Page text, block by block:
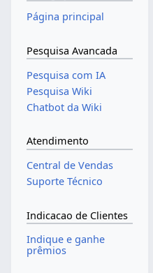
Página principal
Pesquisa Avancada
Pesquisa com IA
Pesquisa Wiki
Chatbot da Wiki
Atendimento
Central de Vendas
Suporte Técnico
Indicacao de Clientes
Indique e ganhe
prêmios